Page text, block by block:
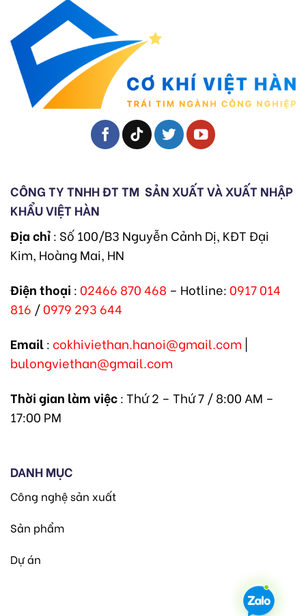
CÔNG TY TNHH ĐT TM SẢN XUẤT VÀ XUẤT NHẬP
KHẨU VIỆT HÀN
Địa chỉ: Số 100/B3 Nguyễn Cảnh Dị, KĐT Đại
Kim, Hoàng Mai, HN
Điện thoại : 02466 870 468 – Hotline: 0917 014
816 /0979 293 644
Email: cokhiviethan.hanoi@gmail.com |
bulongviethan@gmail.com
Thời gian làm việc: Thứ 2 – Thứ 7 / 8:00 AM –
17:00 PM
DANH MỤC
Công nghệ sản xuất
Sản phẩm
Dự án